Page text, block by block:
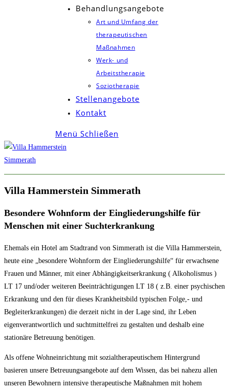
Behandlungsangebote
Art und Umfang der
therapeutischen
Maßnahmen
Werk- und
Arbeitstherapie
Soziotherapie
Stellenangebote
Kontakt
Menü Schließen
Villa Hammerstein Simmerath
Besondere Wohnform der Eingliederungshilfe für
Menschen mit einer Suchterkrankung
Ehemals ein Hotel am Stadtrand von Simmerath ist die Villa Hammerstein,
heute eine „besondere Wohnform der Eingliederungshilfe“ für erwachsene
Frauen und Männer, mit einer Abhängigkeitserkrankung ( Alkoholismus )
LT 17 und/oder weiteren Beeinträchtigungen LT 18 ( z.B. einer psychischen
Erkrankung und den für dieses Krankheitsbild typischen Folge,- und
Begleiterkrankungen) die derzeit nicht in der Lage sind, ihr Leben
eigenverantwortlich und suchtmittelfrei zu gestalten und deshalb eine
stationäre Betreuung benötigen.
Als offene Wohneinrichtung mit sozialtherapeutischem Hintergrund
basieren unsere Betreuungsangebote auf dem Wissen, das bei nahezu allen
unseren Bewohnern intensive therapeutische Maßnahmen mit hohem